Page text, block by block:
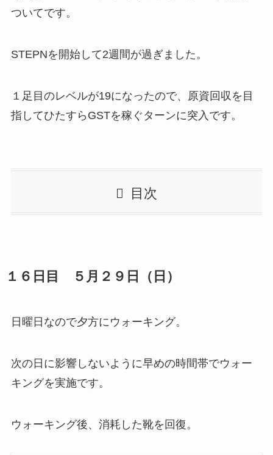
ついてです。
STEPNを開始して2週間が過ぎました。
１足目のレベルが19になったので、原資回収を目
指してひたすらGSTを稼ぐターンに突入です。
目次
１６日目 ５月２９日（日）
日曜日なので夕方にウォーキング。
次の日に影響しないように早めの時間帯でウォー
キングを実施です。
ウォーキング後、消耗した靴を回復。